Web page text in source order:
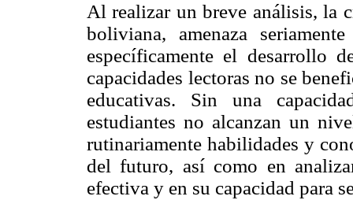
Al realizar un breve análisis, la
boliviana, amenaza
específicamente el desarrollo
capacidades lectoras no se
educativas. Sin una
estudiantes no alcanzan un
rutinariamente habilidades y
del futuro, así como en
efectiva y en su capacidad para